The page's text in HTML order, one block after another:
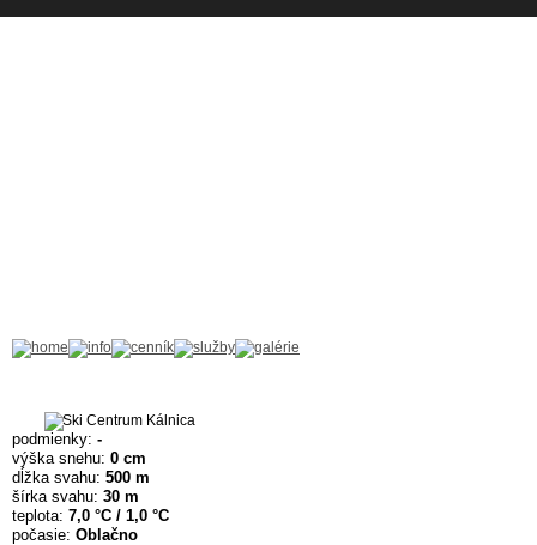
podmienky: -
výška snehu: 0 cm
dĺžka svahu: 500 m
šírka svahu: 30 m
teplota: 7,0 °C / 1,0 °C
počasie: Oblačno